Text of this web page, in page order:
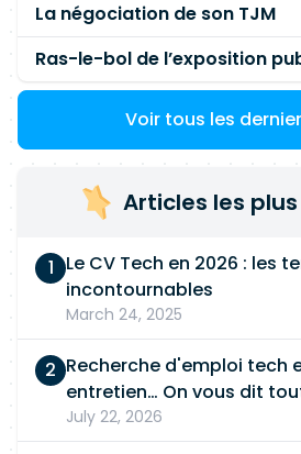
La négociation de son TJM
Voir tous les
Articles les
Le CV Tech en 2026 : les
incontournables
March 24, 2025
Recherche d'emploi tech
entretien… On vous dit
July 22, 2026